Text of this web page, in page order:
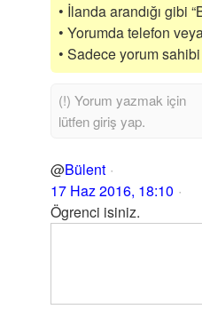
• İlanda arandığı gibi
• Yorumda telefon
• Sadece yorum
@Bülent
17 Haz 2016, 18:10
Ögrenci isiniz.